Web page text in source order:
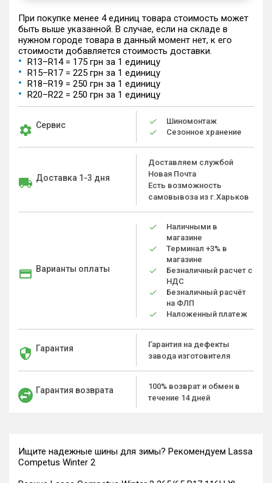
При покупке менее 4 единиц товара стоимость может
быть выше указанной. В случае, если на складе в
нужном городе товара в данный момент нет, к его
стоимости добавляется стоимость доставки.
R13–R14 = 175 грн за 1 единицу
R15–R17 = 225 грн за 1 единицу
R18–R19 = 250 грн за 1 единицу
R20–R22 = 250 грн за 1 единицу
Сервис
Шиномонтаж
Сезонное хранение
Доставка 1-3 дня
Доставляем службой
Новая Почта
Есть возможность
самовывоза из г.Харьков
Варианты оплаты
Наличными в
магазине
Терминал +3% в
магазине
Безналичный расчет с
НДС
Безналичный расчёт
на ФЛП
Наложенный платеж
Гарантия
Гарантия на дефекты
завода изготовителя
Гарантия возврата
100% возврат и обмен в
течение 14 дней
Ищите надежные шины для зимы? Рекомендуем Lassa
Competus Winter 2